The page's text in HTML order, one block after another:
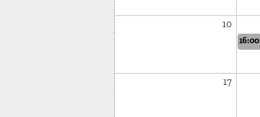
10
17
16:00